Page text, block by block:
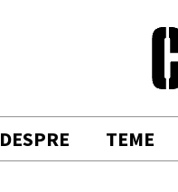
DESPRE TEME